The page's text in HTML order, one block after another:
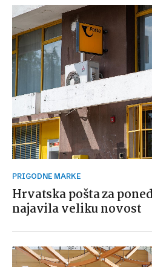
PRIGODNE MARKE
Hrvatska pošta za
najavila veliku novost